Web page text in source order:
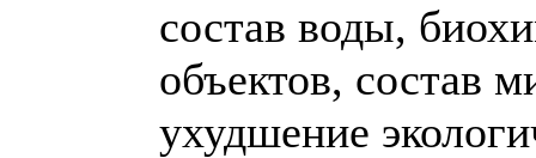
состав воды,
объектов, состав
ухудшение